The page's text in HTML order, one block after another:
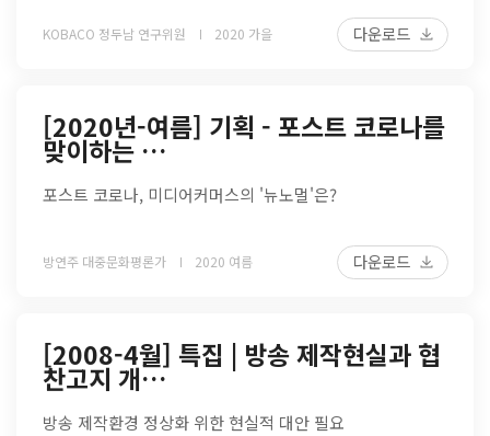
KOBACO 정두남 연구위원 2020 가을 다운로드
[2020년-여름] 기획 - 포스트 코로나를
맞이하는 …
포스트 코로나, 미디어커머스의 '뉴노멀'은?
방연주 대중문화평론가 2020 여름 다운로드
[2008-4월] 특집 | 방송 제작현실과 협
찬고지 개…
방송 제작환경 정상화 위한 현실적 대안 필요